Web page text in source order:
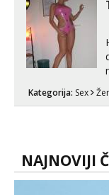
Kategorija: Sex
NAJNOVIJI